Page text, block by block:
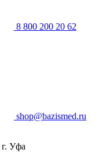
8 800 200 20 62
shop@bazismed.ru
Уфа